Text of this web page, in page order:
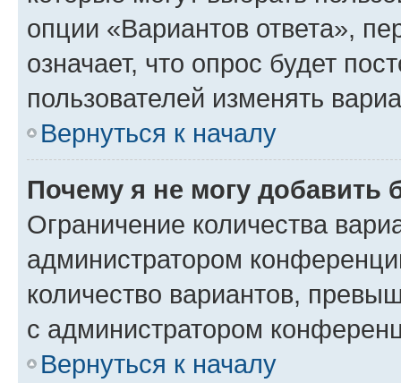
опции «Вариантов ответа»,
означает, что опрос будет
пользователей изменять
Вернуться к началу
Почему я не могу добавить
Ограничение количества
администратором
количество вариантов,
с администратором
Вернуться к началу